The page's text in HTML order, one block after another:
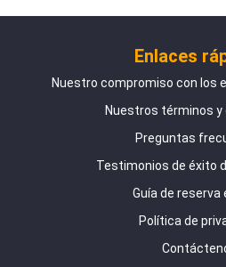
Enlaces
Nuestro compromiso con los
Nuestros términos y
Preguntas
Testimonios de éxito
Guía de reserva
Política de